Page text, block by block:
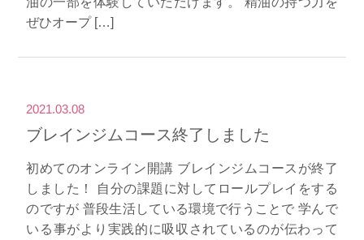
ぜひオープ […]
2021.03.08
ブレインジムコース終了しました
初めてのオンライン開講 ブレインジムコースが終了
しました！ 自分の課題に対してロールプレイをする
のですが 普段生活している環境で行うことで 学んで
いる事がより実践的に吸収されているのが伝わって